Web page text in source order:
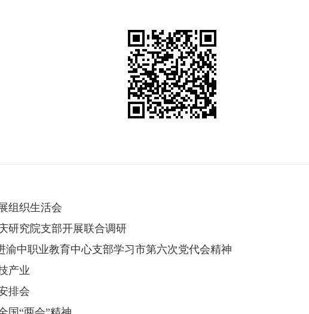
组织生活会
研究院支部开展联合调研
中职业教育中心支部学习市第六次党代会精神
产业
排会